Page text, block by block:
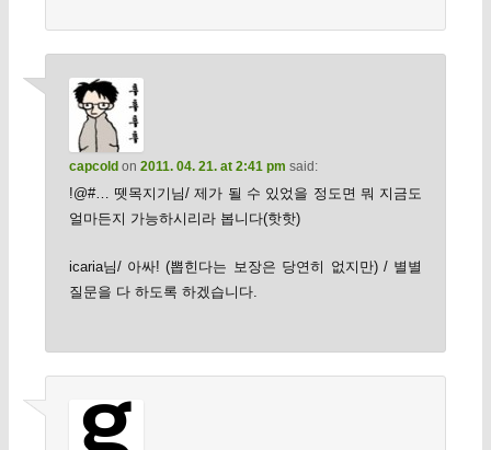
capcold on 2011. 04. 21. at 2:41 pm said:
!@#… 뗏목지기님/ 제가 될 수 있었을 정도면 뭐 지금도
얼마든지 가능하시리라 봅니다(핫핫)
icaria님/ 아싸! (뽑힌다는 보장은 당연히 없지만) / 별별
질문을 다 하도록 하겠습니다.